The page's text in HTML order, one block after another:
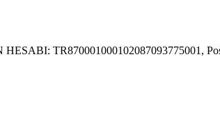
TR870001000102087093775001,